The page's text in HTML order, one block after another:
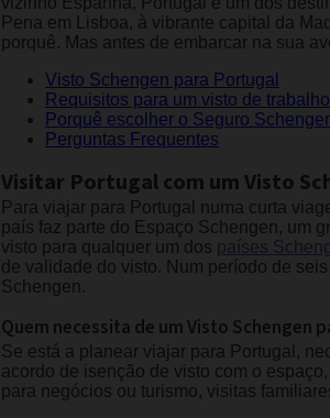
Pena em Lisboa, à vibrante capital da
porquê. Mas antes de embarcar na sua
Visto Schengen para Portugal
Requisitos para um visto de
Porquê escolher o Seguro
Perguntas Frequentes
Visitar Portugal com um Visto
Para viajar para Portugal numa curta
país faz parte do Espaço Schengen, um
visto para qualquer um dos
países
de validade do visto. Num período de
Schengen.
Quem necessita de um Visto Schengen
Se está a planear viajar para Portugal,
acordo de isenção de visto com o
para negócios ou turismo, visitas